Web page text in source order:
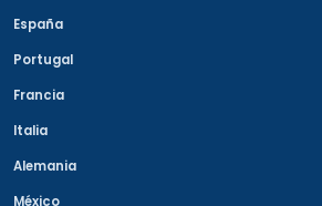
España
Portugal
Francia
Italia
Alemania
México